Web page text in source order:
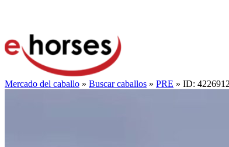
Mercado del caballo » Buscar caballos » PRE » ID: 4226912